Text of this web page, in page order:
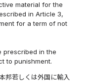
material for the
in Article 3,
for a term of not
prescribed in the
to punishment.
邦若しくは外国に輸入